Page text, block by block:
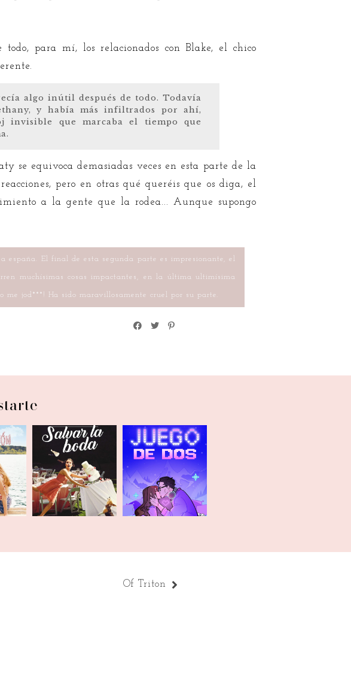
para mí, los relacionados con Blake, el chico
algo inútil después de todo. Todavía
y había más infiltrados por ahí,
invisible que marcaba el tiempo que
se equivoca demasiadas veces en esta parte de la
pero en otras qué queréis que os diga, el
a la gente que la rodea... Aunque supongo
españa. El final de esta segunda parte es impresionante, el
muchísimas cosas impactantes, en la última ultimísima
me jod***! Ha sido maravillosamente cruel por su parte.
tu
Salvar la boda Juego de dos
Of Triton